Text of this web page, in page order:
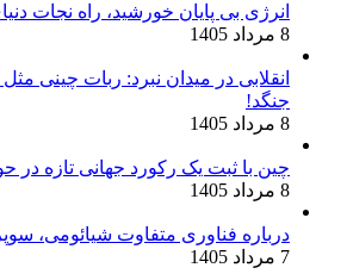
انرژی بی‌ پایان خورشید، راه نجات
8 مرداد 1405
انقلابی در میدان نبرد: ربات چینی
جنگد!
8 مرداد 1405
چین با ثبت یک رکورد جهانی تازه در
8 مرداد 1405
درباره فناوری متفاوت شیائومی،
7 مرداد 1405